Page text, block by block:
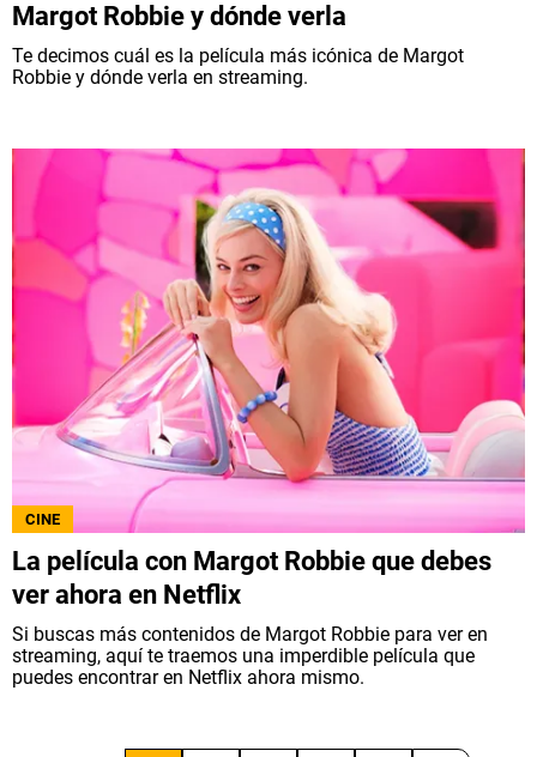
Margot Robbie y dónde verla
Te decimos cuál es la película más icónica de Margot
Robbie y dónde verla en streaming.
CINE
La película con Margot Robbie que debes
ver ahora en Netflix
Si buscas más contenidos de Margot Robbie para ver en
streaming, aquí te traemos una imperdible película que
puedes encontrar en Netflix ahora mismo.